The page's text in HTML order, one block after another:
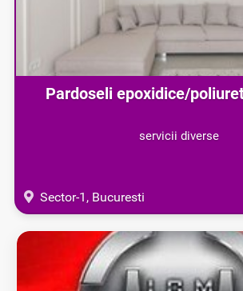
Pardoseli epoxidice/
servicii diverse
Sector-1, Bucuresti